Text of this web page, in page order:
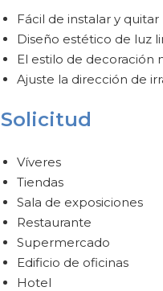
Fácil de instalar y quitar
Diseño estético de luz
El estilo de decoración
Ajuste la dirección de
Solicitud
Víveres
Tiendas
Sala de exposiciones
Restaurante
Supermercado
Edificio de oficinas
Hotel